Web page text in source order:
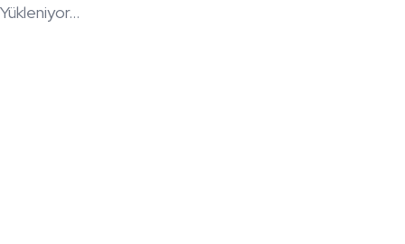
Yükleniyor...